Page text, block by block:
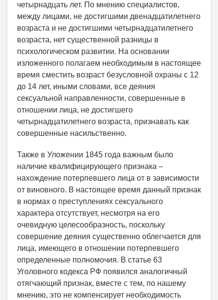
четырнадцать лет. По мнению специалистов,
между лицами, не достигшими двенадцатилетнего
возраста и не достигшими четырнадцатилетнего
возраста, нет существенной разницы в
психологическом развитии. На основании
изложенного полагаем необходимым в настоящее
время сместить возраст безусловной охраны с 12
до 14 лет, иными словами, все деяния
сексуальной направленности, совершенные в
отношении лица, не достигшего
четырнадцатилетнего возраста, признавать как
совершенные насильственно.
Также в Уложении 1845 года важным было
наличие квалифицирующего признака –
нахождение потерпевшего лица от в зависимости
от виновного. В настоящее время данный признак
в нормах о преступлениях сексуального
характера отсутствует, несмотря на его
очевидную целесообразность, поскольку
совершение деяния существенно облегчается для
лица, имеющего в отношении потерпевшего
определенные полномочия. В статье 63
Уголовного кодекса РФ появился аналогичный
отягчающий признак, вместе с тем, по нашему
мнению, это не компенсирует необходимость